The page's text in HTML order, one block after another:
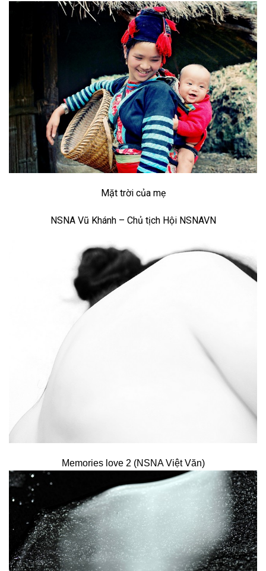
Mặt trời của mẹ
NSNA Vũ Khánh – Chủ tịch Hội NSNAVN
Memories love 2 (NSNA Việt Văn)